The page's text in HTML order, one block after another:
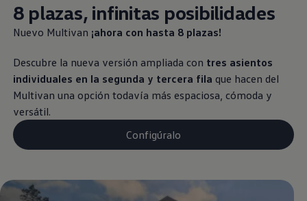
8 plazas, infinitas posibilidades
Nuevo Multivan ¡ahora con hasta 8 plazas!
Descubre la nueva versión ampliada con tres asientos
individuales en la segunda y tercera fila que hacen del
Multivan una opción todavía más espaciosa, cómoda y
versátil.
Configúralo